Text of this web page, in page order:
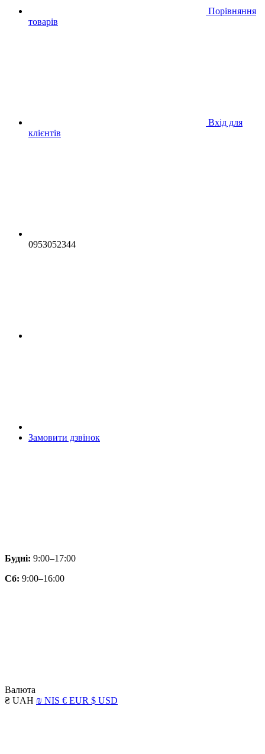
Порівняння
товарів
Вхід для
клієнтів
0953052344
Замовити дзвінок
Будні: 9:00–17:00
Сб: 9:00–16:00
Валюта
₴ UAH ₪ NIS € EUR $ USD